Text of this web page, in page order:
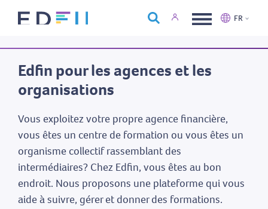
À propos d'Edfin
Nous contacter
FR
Edfin pour les agences et les
organisations
Vous exploitez votre propre agence financière,
vous êtes un centre de formation ou vous êtes un
organisme collectif rassemblant des
intermédiaires? Chez Edfin, vous êtes au bon
endroit. Nous proposons une plateforme qui vous
aide à suivre, gérer et donner des formations.